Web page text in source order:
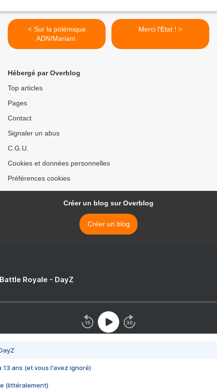
< Sur la polémique
ADN/Mariani.
Merci l'Etat ! >
Hébergé par Overblog
Top articles
Pages
Contact
Signaler un abus
C.G.U.
Cookies et données personnelles
Préférences cookies
Créer un blog sur Overblog
Créer un blog
Royale - DayZ
13 ans (et vous l'avez ignoré)
(littéralement)